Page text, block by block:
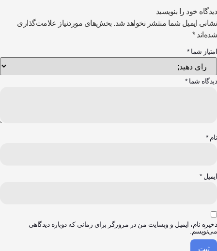
خود را بنویسید
ایمیل شما منتشر نخواهد شد. بخش‌های موردنیاز علامت‌گذاری
*
شما*
شما*
*
*
نام، ایمیل و وبسایت من در مرورگر برای زمانی که دوباره دیدگاهی